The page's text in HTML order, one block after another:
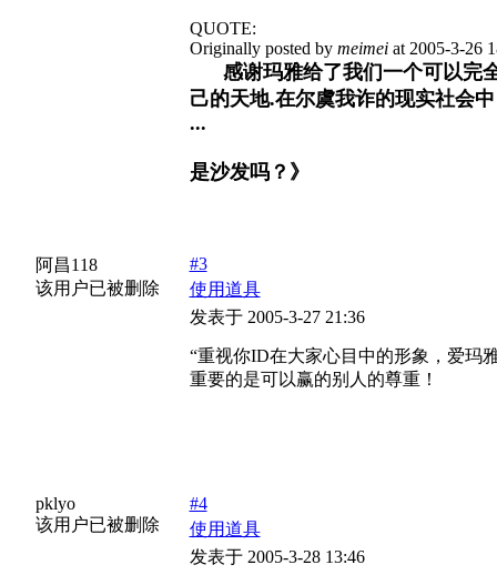
QUOTE:
Originally posted by meimeiat 2005-3-26
感谢玛雅给了我们一个可以完
己的天地.在尔虞我诈的现实社会
...
是沙发吗？》
阿昌118
该用户已被删除
#3
使用道具
发表于 2005-3-27 21:36
“重视你ID在大家心目中的形象，爱玛
重要的是可以赢的别人的尊重！
pklyo
该用户已被删除
#4
使用道具
发表于 2005-3-28 13:46